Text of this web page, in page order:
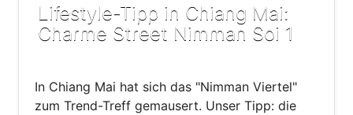
Lifestyle-Tipp in Chiang Mai:
Charme Street Nimman Soi 1
In Chiang Mai hat sich das "Nimman Viertel"
zum Trend-Treff gemausert. Unser Tipp: die